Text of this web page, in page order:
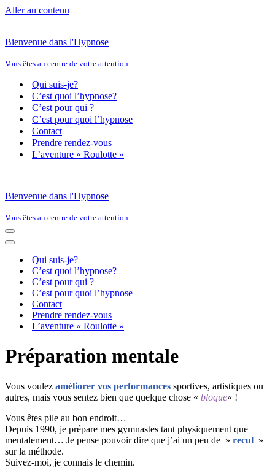
Aller au contenu
Bienvenue dans l'Hypnose
Vous êtes au centre de votre attention
Qui suis-je?
C’est quoi l’hypnose?
C’est pour qui ?
C’est pour quoi l’hypnose
Contact
Prendre rendez-vous
L’aventure « Roulotte »
Bienvenue dans l'Hypnose
Vous êtes au centre de votre attention
Menu
de
Menu
navigationQui suis-je?
C’est quoi l’hypnose?
C’est pour qui ?
C’est pour quoi l’hypnose
Contact
Prendre rendez-vous
L’aventure « Roulotte »
Préparation mentale
Vous voulez améliorer vos performances sportives, artistiques ou
autres, mais vous sentez bien que quelque chose « bloque« !
Vous êtes pile au bon endroit…
Depuis 1990, je prépare mes gymnastes tant physiquement que
mentalement… Je pense pouvoir dire que j’ai un peu de » recul »
sur la méthode.
Suivez-moi, je connais le chemin.